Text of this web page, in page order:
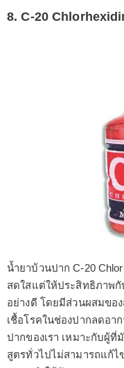
8. C-20
น้ำยาบ้วนปาก C-20
สดใสแต่ให้ประสิทธิภาพ
อย่างดี โดยมีส่วนผสมขอ
เชื้อโรคในช่องปากลดอา
ปากของเรา เหมาะกับผู้
สูตรทั่วไปไม่สามารถแก้